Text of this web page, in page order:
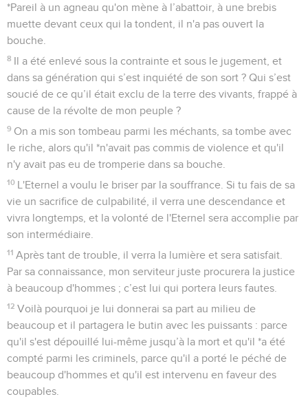
*Pareil à un agneau qu'on mène à l’abattoir, à une brebis
muette devant ceux qui la tondent, il n'a pas ouvert la
bouche.
8
Il a été enlevé sous la contrainte et sous le jugement, et
dans sa génération qui s’est inquiété de son sort ? Qui s’est
soucié de ce qu’il était exclu de la terre des vivants, frappé à
cause de la révolte de mon peuple ?
9 On a mis son tombeau parmi les méchants, sa tombe avec
le riche, alors qu'il *n'avait pas commis de violence et qu'il
n'y avait pas eu de tromperie dans sa bouche.
10
L'Eternel a voulu le briser par la souffrance. Si tu fais de sa
vie un sacrifice de culpabilité, il verra une descendance et
vivra longtemps, et la volonté de l'Eternel sera accomplie par
son intermédiaire.
11 Après tant de trouble, il verra la lumière et sera satisfait.
Par sa connaissance, mon serviteur juste procurera la justice
à beaucoup d'hommes ; c’est lui qui portera leurs fautes.
12 Voilà pourquoi je lui donnerai sa part au milieu de
beaucoup et il partagera le butin avec les puissants : parce
qu'il s'est dépouillé lui-même jusqu’à la mort et qu'il *a été
compté parmi les criminels, parce qu'il a porté le péché de
beaucoup d'hommes et qu'il est intervenu en faveur des
coupables.